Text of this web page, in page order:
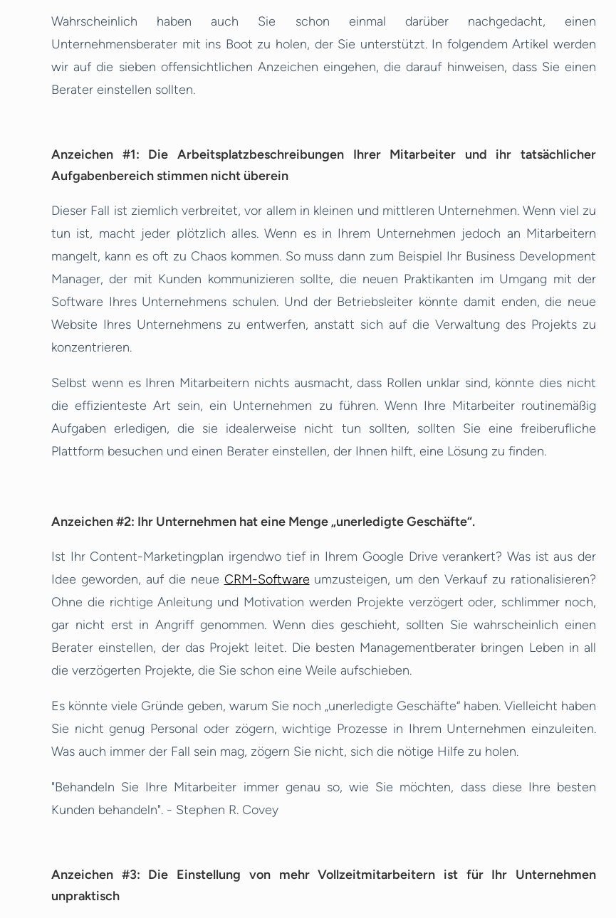
Wahrscheinlich haben auch Sie schon einmal darüber nachgedacht, einen
Unternehmensberater mit ins Boot zu holen, der Sie unterstützt. In folgendem Artikel werden
wir auf die sieben offensichtlichen Anzeichen eingehen, die darauf hinweisen, dass Sie einen
Berater einstellen sollten.
Anzeichen #1: Die Arbeitsplatzbeschreibungen Ihrer Mitarbeiter und ihr tatsächlicher
Aufgabenbereich stimmen nicht überein
Dieser Fall ist ziemlich verbreitet, vor allem in kleinen und mittleren Unternehmen. Wenn viel zu
tun ist, macht jeder plötzlich alles. Wenn es in Ihrem Unternehmen jedoch an Mitarbeitern
mangelt, kann es oft zu Chaos kommen. So muss dann zum Beispiel Ihr Business Development
Manager, der mit Kunden kommunizieren sollte, die neuen Praktikanten im Umgang mit der
Software Ihres Unternehmens schulen. Und der Betriebsleiter könnte damit enden, die neue
Website Ihres Unternehmens zu entwerfen, anstatt sich auf die Verwaltung des Projekts zu
konzentrieren.
Selbst wenn es Ihren Mitarbeitern nichts ausmacht, dass Rollen unklar sind, könnte dies nicht
die effizienteste Art sein, ein Unternehmen zu führen. Wenn Ihre Mitarbeiter routinemäßig
Aufgaben erledigen, die sie idealerweise nicht tun sollten, sollten Sie eine freiberufliche
Plattform besuchen und einen Berater einstellen, der Ihnen hilft, eine Lösung zu finden.
Anzeichen #2: Ihr Unternehmen hat eine Menge „unerledigte Geschäfte“.
Ist Ihr Content-Marketingplan irgendwo tief in Ihrem Google Drive verankert? Was ist aus der
Idee geworden, auf die neue CRM-Software umzusteigen, um den Verkauf zu rationalisieren?
Ohne die richtige Anleitung und Motivation werden Projekte verzögert oder, schlimmer noch,
gar nicht erst in Angriff genommen. Wenn dies geschieht, sollten Sie wahrscheinlich einen
Berater einstellen, der das Projekt leitet. Die besten Managementberater bringen Leben in all
die verzögerten Projekte, die Sie schon eine Weile aufschieben.
Es könnte viele Gründe geben, warum Sie noch „unerledigte Geschäfte“ haben. Vielleicht haben
Sie nicht genug Personal oder zögern, wichtige Prozesse in Ihrem Unternehmen einzuleiten.
Was auch immer der Fall sein mag, zögern Sie nicht, sich die nötige Hilfe zu holen.
"Behandeln Sie Ihre Mitarbeiter immer genau so, wie Sie möchten, dass diese Ihre besten
Kunden behandeln". - Stephen R. Covey
Anzeichen #3: Die Einstellung von mehr Vollzeitmitarbeitern ist für Ihr Unternehmen
unpraktisch